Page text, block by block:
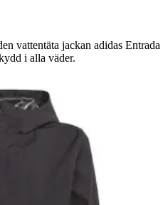
vattentäta jackan adidas Entrada
i alla väder.